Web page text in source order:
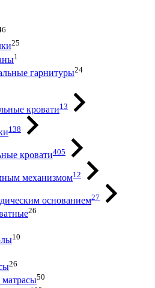
25
1
гарнитуры24
кровати13
138
кровати405
механизмом12
основанием27
26
10
26
50